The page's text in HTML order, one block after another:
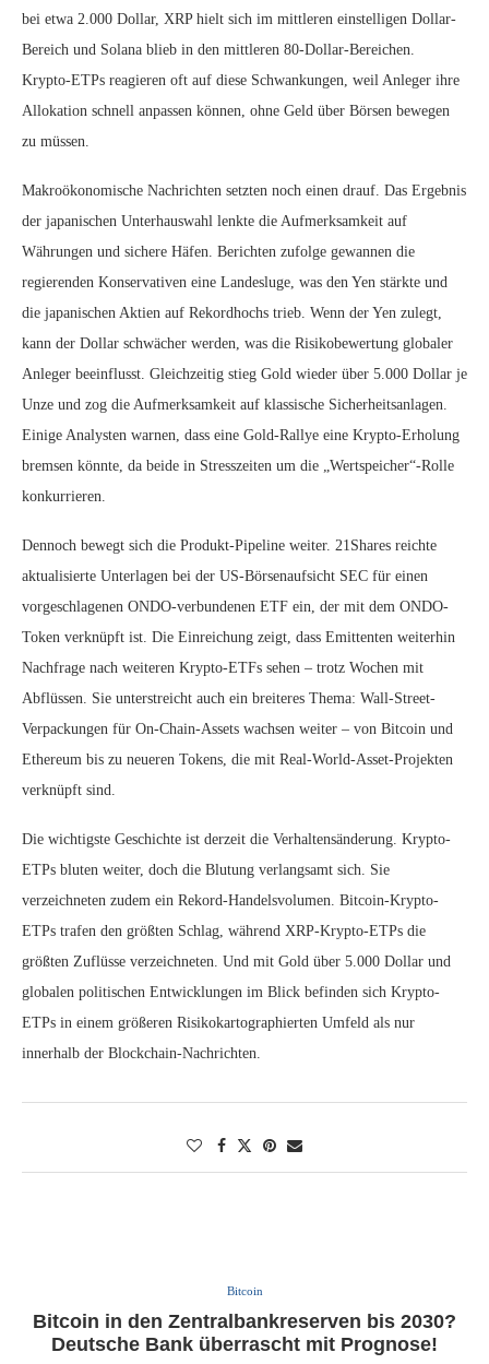
bei etwa 2.000 Dollar, XRP hielt sich im mittleren einstelligen Dollar-
Bereich und Solana blieb in den mittleren 80-Dollar-Bereichen.
Krypto-ETPs reagieren oft auf diese Schwankungen, weil Anleger ihre
Allokation schnell anpassen können, ohne Geld über Börsen bewegen
zu müssen.
Makroökonomische Nachrichten setzten noch einen drauf. Das Ergebnis
der japanischen Unterhauswahl lenkte die Aufmerksamkeit auf
Währungen und sichere Häfen. Berichten zufolge gewannen die
regierenden Konservativen eine Landesluge, was den Yen stärkte und
die japanischen Aktien auf Rekordhochs trieb. Wenn der Yen zulegt,
kann der Dollar schwächer werden, was die Risikobewertung globaler
Anleger beeinflusst. Gleichzeitig stieg Gold wieder über 5.000 Dollar je
Unze und zog die Aufmerksamkeit auf klassische Sicherheitsanlagen.
Einige Analysten warnen, dass eine Gold-Rallye eine Krypto-Erholung
bremsen könnte, da beide in Stresszeiten um die „Wertspeicher“-Rolle
konkurrieren.
Dennoch bewegt sich die Produkt-Pipeline weiter. 21Shares reichte
aktualisierte Unterlagen bei der US-Börsenaufsicht SEC für einen
vorgeschlagenen ONDO-verbundenen ETF ein, der mit dem ONDO-
Token verknüpft ist. Die Einreichung zeigt, dass Emittenten weiterhin
Nachfrage nach weiteren Krypto-ETFs sehen – trotz Wochen mit
Abflüssen. Sie unterstreicht auch ein breiteres Thema: Wall-Street-
Verpackungen für On-Chain-Assets wachsen weiter – von Bitcoin und
Ethereum bis zu neueren Tokens, die mit Real-World-Asset-Projekten
verknüpft sind.
Die wichtigste Geschichte ist derzeit die Verhaltensänderung. Krypto-
ETPs bluten weiter, doch die Blutung verlangsamt sich. Sie
verzeichneten zudem ein Rekord-Handelsvolumen. Bitcoin-Krypto-
ETPs trafen den größten Schlag, während XRP-Krypto-ETPs die
größten Zuflüsse verzeichneten. Und mit Gold über 5.000 Dollar und
globalen politischen Entwicklungen im Blick befinden sich Krypto-
ETPs in einem größeren Risikokartographierten Umfeld als nur
innerhalb der Blockchain-Nachrichten.
Bitcoin
Bitcoin in den Zentralbankreserven bis 2030?
Deutsche Bank überrascht mit Prognose!